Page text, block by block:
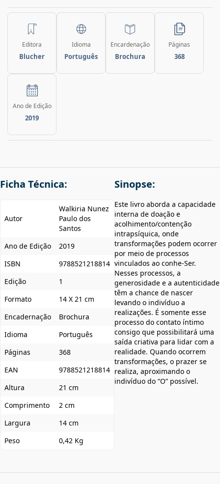
Editora
Blucher
Idioma
Português
Encardenação
Brochura
Páginas
368
Ano de Edição
2019
Ficha Técnica:
Autor
Walkiria Nunez
Paulo dos
Santos
Ano de Edição
2019
ISBN
9788521218814
Edição
1
Formato
14 X 21 cm
Encadernação
Brochura
Idioma
Português
Páginas
368
EAN
9788521218814
Altura
21 cm
Comprimento
2 cm
Largura
14 cm
Peso
0,42 Kg
Sinopse:
Este livro aborda a capacidade
interna de doação e
acolhimento/contenção
intrapsíquica, onde
transformações podem ocorrer
por meio de processos
vinculados ao conhe-Ser.
Nesses processos, a
generosidade e a autenticidade
têm a chance de nascer
levando o indivíduo a
realizações. É somente esse
processo do contato íntimo
consigo que possibilitará uma
saída criativa para lidar com a
realidade. Quando ocorrem
transformações, o prazer se
realiza, aproximando o
indivíduo do “O” possível.